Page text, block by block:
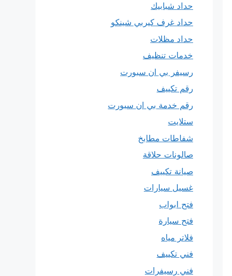
حداد شبابيك
حداد غرف كيربي شينكو
حداد مظلات
خدمات تنظيف
رسيفر بي ان سبورت
رقم تكييف
رقم خدمة بي ان سبورت
ستلايت
شفاطات مطابخ
صالونات حلاقة
صيانة تكييف
غسيل سيارات
فتح ابواب
فتح سيارة
فلاتر مياه
فني تكييف
فني رسيفرات